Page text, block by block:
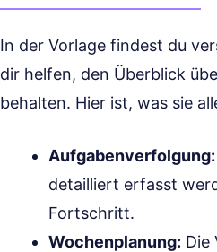
In der Vorlage findest du
dir helfen, den Überblick
behalten. Hier ist, was sie
Aufgabenverfolgung:
detailliert erfasst
Fortschritt.
Wochenplanung: Die